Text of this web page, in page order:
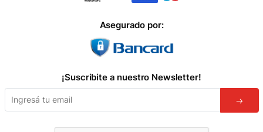
Asegurado por:
¡Suscribite a nuestro Newsletter!